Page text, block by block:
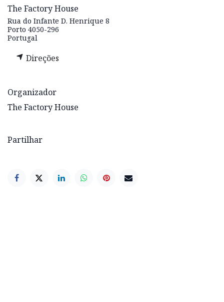
The Factory House
Rua do Infante D. Henrique 8
Porto 4050-296
Portugal
Direções
Organizador
The Factory House
Partilhar